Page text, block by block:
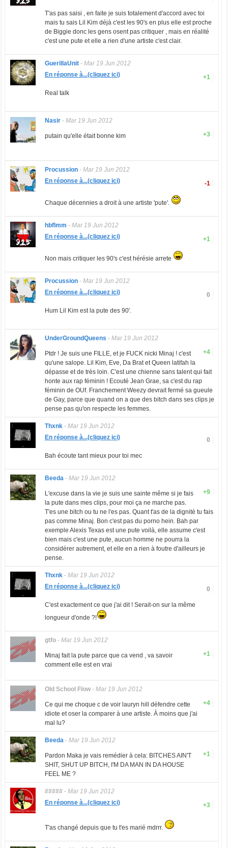
T'as pas saisi , en faite je suis totalement d'accord avec toi
mais tu sais Lil Kim déjà c'est les 90's en plus elle est proche
de Biggie donc les gens osent pas critiquer , mais en réalité
c'est une pute et elle a rien d'une artiste c'est clair.
GuerillaUnit- Mar 19 Jun 2012
+1
En réponse à...(cliquez ici)
Real talk
Nasir- Mar 19 Jun 2012
+3
putain qu'elle était bonne kim
Procussion- Mar 19 Jun 2012
-1
En réponse à...(cliquez ici)
Chaque décennies a droit à une artiste 'pute'.
hbflmm - Mar 19 Jun 2012
+1
En réponse à...(cliquez ici)
Non mais critiquer les 90's c'est hérésie arrete
Procussion- Mar 19 Jun 2012
0
En réponse à...(cliquez ici)
Hum Lil Kim est la pute des 90'.
UnderGroundQueens - Mar 19 Jun 2012
+4
Ptdr ! Je suis une FILLE, et je FUCK nicki Minaj ! c'est
qu'une salope. Lil Kim, Eve, Da Brat et Queen latifah la
dépasse et de très loin. C'est une chienne sans talent qui fait
honte aux rap féminin ! Ecouté Jean Grae, sa c'est du rap
féminin de OUf. Franchement Weezy devrait fermé sa gueule
de Gay, parce que quand on a que des bitch dans ses clips je
pense pas qu'on respecte les femmes.
Thxnk- Mar 19 Jun 2012
0
En réponse à...(cliquez ici)
Bah écoute tant mieux pour toi mec
Beeda- Mar 19 Jun 2012
+9
L'excuse dans la vie je suis une sainte même si je fais
la pute dans mes clips, pour moi ça ne marche pas.
T'es une bitch ou tu ne l'es pas. Quant t'as de la dignité tu fais
pas comme Minaj. Bon c'est pas du porno hein. Bah par
exemple Alexis Texas est une pute voilà, elle assume c'est
bien mais c'est une pute, aucun homme ne pourra la
considérer autrement, et elle en a rien à foutre d'ailleurs je
pense.
Thxnk- Mar 19 Jun 2012
0
En réponse à...(cliquez ici)
C'est exactement ce que j'ai dit ! Serait-on sur la même
longueur d'onde ?!
gtfo- Mar 19 Jun 2012
+1
Minaj fait la pute parce que ca vend , va savoir
comment elle est en vrai
Old School Flow- Mar 19 Jun 2012
+4
Ce qui me choque c de voir lauryn hill défendre cette
idiote et oser la comparer à une artiste. À moins que j'ai
mal lu?
Beeda- Mar 19 Jun 2012
+1
Pardon Maka je vais remédier à cela: BITCHES AIN'T
SHIT, SHUT UP BITCH, I'M DA MAN IN DA HOUSE
FEEL ME ?
#####- Mar 19 Jun 2012
+3
En réponse à...(cliquez ici)
T'as changé depuis que tu t'es marié mdrrr.